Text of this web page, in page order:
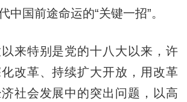
中国前途命运的“关键一招”。
特别是党的十八大以来，许
改革、持续扩大开放，用改革
社会发展中的突出问题，以高